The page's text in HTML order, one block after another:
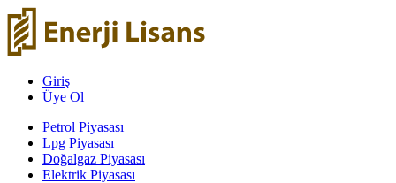
Giriş
Üye Ol
Petrol Piyasası
Lpg Piyasası
Doğalgaz Piyasası
Elektrik Piyasası